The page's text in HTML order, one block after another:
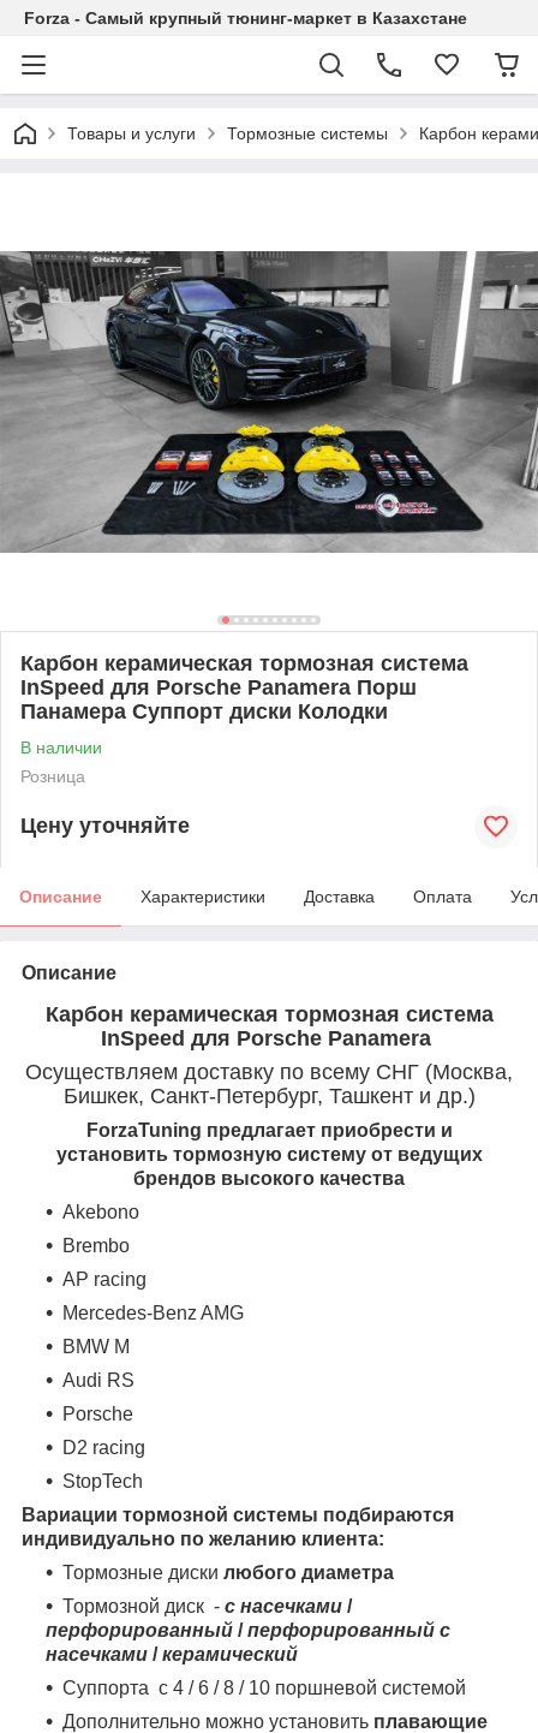
Forza - Самый крупный тюнинг-маркет в Казахстане
Товары и услуги Тормозные системы Карбон
Карбон керамическая тормозная система
InSpeed для Porsche Panamera Порш
Панамера Суппорт диски Колодки
В наличии
Розница
Цену уточняйте
Описание Характеристики Доставка Оплата
Описание
Карбон керамическая тормозная система
InSpeed для Porsche Panamera
Осуществляем доставку по всему СНГ (Москва,
Бишкек, Санкт-Петербург, Ташкент и др.)
ForzaTuning предлагает приобрести и
установить тормозную систему от ведущих
брендов высокого качества
Akebono
Brembo
AP racing
Mercedes-Benz AMG
BMW M
Audi RS
Porsche
D2 racing
StopTech
Вариации тормозной системы подбираются
индивидуально по желанию клиента:
Тормозные диски любого диаметра
Тормозной диск - с насечками /
перфорированный /перфорированный с
насечками /керамический
Суппорта с 4 / 6 / 8 / 10 поршневой системой
Дополнительно можно установить плавающие